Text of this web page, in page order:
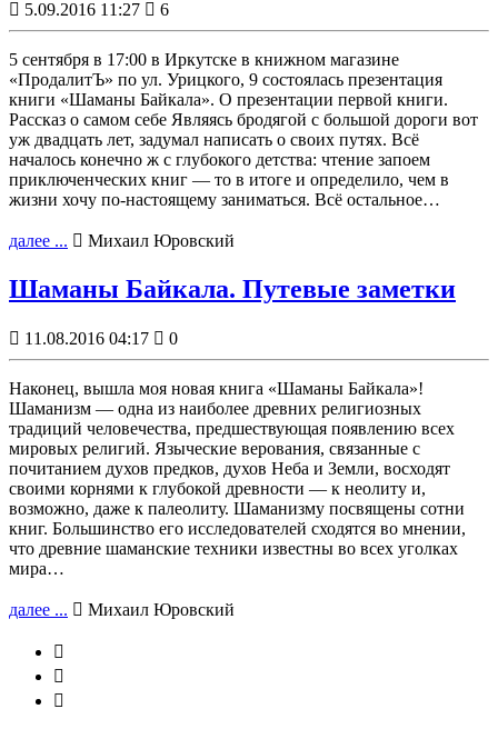
 5.09.2016 11:27  6
5 сентября в 17:00 в Иркутске в книжном магазине
«ПродалитЪ» по ул. Урицкого, 9 состоялась презентация
книги «Шаманы Байкала». О презентации первой книги.
Рассказ о самом себе Являясь бродягой с большой дороги вот
уж двадцать лет, задумал написать о своих путях. Всё
началось конечно ж с глубокого детства: чтение запоем
приключенческих книг — то в итоге и определило, чем в
жизни хочу по-настоящему заниматься. Всё остальное…
далее ...  Михаил Юровский
Шаманы Байкала. Путевые заметки
 11.08.2016 04:17  0
Наконец, вышла моя новая книга «Шаманы Байкала»!
Шаманизм — одна из наиболее древних религиозных
традиций человечества, предшествующая появлению всех
мировых религий. Языческие верования, связанные с
почитанием духов предков, духов Неба и Земли, восходят
своими корнями к глубокой древности — к неолиту и,
возможно, даже к палеолиту. Шаманизму посвящены сотни
книг. Большинство его исследователей сходятся во мнении,
что древние шаманские техники известны во всех уголках
мира…
далее ...  Михаил Юровский


